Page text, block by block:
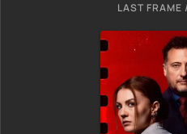
LAST FRAME